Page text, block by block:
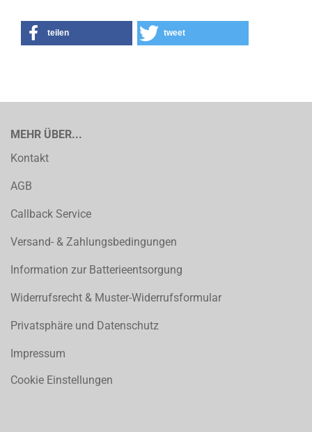
teilen tweet
MEHR ÜBER...
Kontakt
AGB
Callback Service
Versand- & Zahlungsbedingungen
Information zur Batterieentsorgung
Widerrufsrecht & Muster-Widerrufsformular
Privatsphäre und Datenschutz
Impressum
Cookie Einstellungen